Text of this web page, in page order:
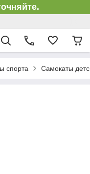
спорта Самокаты